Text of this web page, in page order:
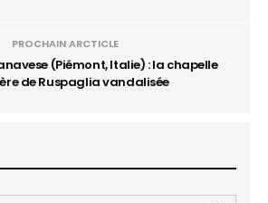
PROCHAIN ARCTICLE
(Piémont, Italie) : la chapelle
de Ruspaglia vandalisée